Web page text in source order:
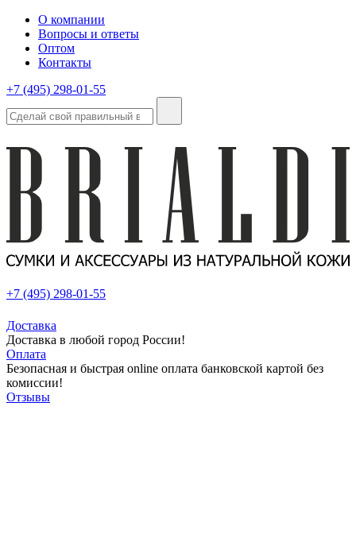
О компании
Вопросы и ответы
Оптом
Контакты
+7 (495) 298-01-55
+7 (495) 298-01-55
Доставка
Доставка в любой город России!
Оплата
Безопасная и быстрая online оплата банковской картой без
комиссии!
Отзывы